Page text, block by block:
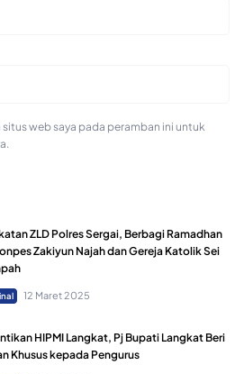
web saya pada peramban ini untuk
ZLD Polres Sergai, Berbagi Ramadhan
Zakiyun Najah dan Gereja Katolik Sei
12 Maret 2025
HIPMI Langkat, Pj Bupati Langkat Beri
Khusus kepada Pengurus